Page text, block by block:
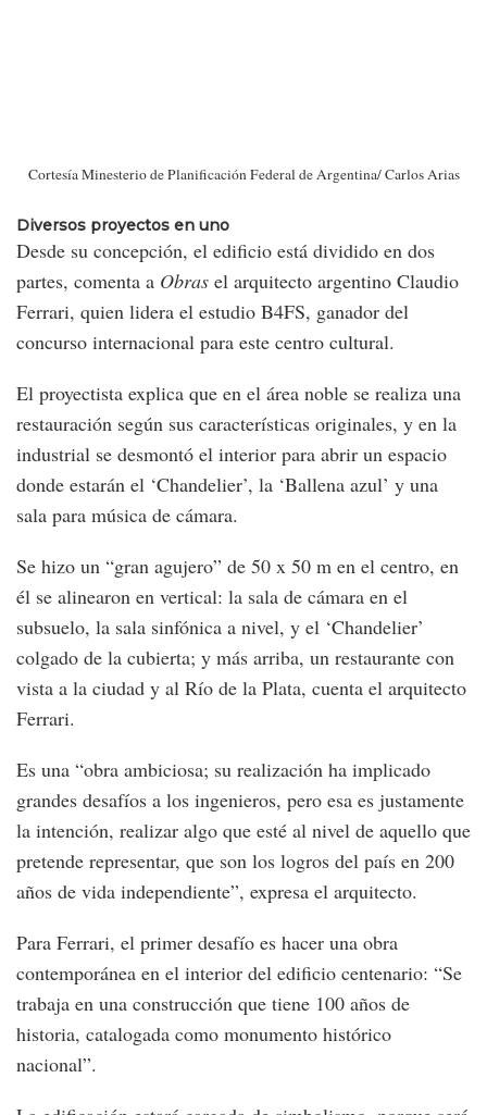
Cortesía Minesterio de Planificación Federal de Argentina/ Carlos Arias
Diversos proyectos en uno
Desde su concepción, el edificio está dividido en dos
partes, comenta a Obras el arquitecto argentino Claudio
Ferrari, quien lidera el estudio B4FS, ganador del
concurso internacional para este centro cultural.
El proyectista explica que en el área noble se realiza una
restauración según sus características originales, y en la
industrial se desmontó el interior para abrir un espacio
donde estarán el ‘Chandelier’, la ‘Ballena azul’ y una
sala para música de cámara.
Se hizo un “gran agujero” de 50 x 50 m en el centro, en
él se alinearon en vertical: la sala de cámara en el
subsuelo, la sala sinfónica a nivel, y el ‘Chandelier’
colgado de la cubierta; y más arriba, un restaurante con
vista a la ciudad y al Río de la Plata, cuenta el arquitecto
Ferrari.
Es una “obra ambiciosa; su realización ha implicado
grandes desafíos a los ingenieros, pero esa es justamente
la intención, realizar algo que esté al nivel de aquello que
pretende representar, que son los logros del país en 200
años de vida independiente”, expresa el arquitecto.
Para Ferrari, el primer desafío es hacer una obra
contemporánea en el interior del edificio centenario: “Se
trabaja en una construcción que tiene 100 años de
historia, catalogada como monumento histórico
nacional”.